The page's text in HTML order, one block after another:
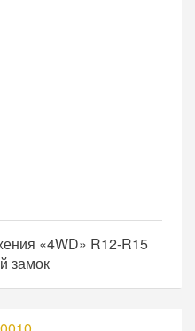
«4WD» R12-R15
замок